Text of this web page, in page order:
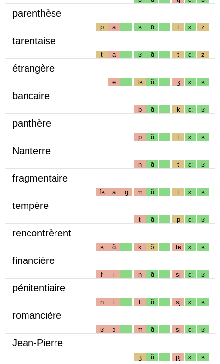
parenthèse
p a ʁ ɑ̃ t ɛː z
tarentaise
t a ʁ ɑ̃ t ɛː z
étrangère
e tʁ ɑ̃ ʒ ɛː ʁ
bancaire
b ɑ̃ k ɛː ʁ
panthère
p ɑ̃ t ɛː ʁ
Nanterre
n ɑ̃ t ɛː ʁ
fragmentaire
fʁ a g m ɑ̃ t ɛː ʁ
tempère
t ɑ̃ p ɛː ʁ
rencontrèrent
ʁ ɑ̃ k ɔ̃ tʁ ɛː ʁ
financière
f i n ɑ̃ sj ɛː ʁ
pénitentiaire
n i t ɑ̃ sj ɛː ʁ
romancière
ʁ ɔ m ɑ̃ sj ɛː ʁ
Jean-Pierre
ʒ ɑ̃ pj ɛː ʁ